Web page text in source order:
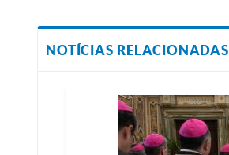
NOTÍCIAS RELACIONADAS